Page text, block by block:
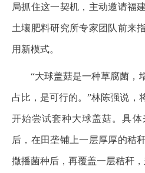
局抓住这一契机，主动邀请福
土壤肥料研究所专家团队前来
用新模式。
“大球盖菇是一种草腐菌，
占比，是可行的。”林陈强说，
开始尝试套种大球盖菇。具
后，在田垄铺上一层厚厚的秸
撒播菌种后，再覆盖一层秸秆